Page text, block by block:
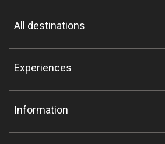
All destinations
Experiences
Information